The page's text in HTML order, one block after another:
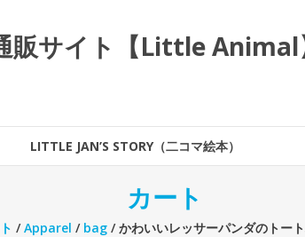
販サイト【Little Animal
LITTLE JAN’S STORY（二コマ絵本）
カート
/Apparel / bag/ かわいいレッサーパンダのトー